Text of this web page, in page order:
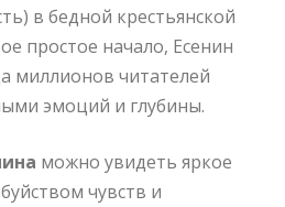
в бедной крестьянской
простое начало, Есенин
миллионов читателей
эмоций и глубины.
можно увидеть яркое
чувств и